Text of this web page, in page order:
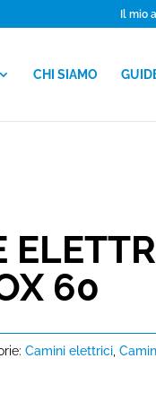
Il mio
CHI SIAMO
60
Camini elettrici,